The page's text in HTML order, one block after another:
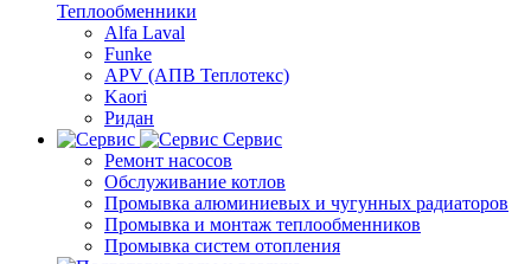
Теплообменники
Alfa Laval
Funke
APV (АПВ Теплотекс)
Kaori
Ридан
Сервис
Ремонт насосов
Обслуживание котлов
Промывка алюминиевых и чугунных радиаторов
Промывка и монтаж теплообменников
Промывка систем отопления